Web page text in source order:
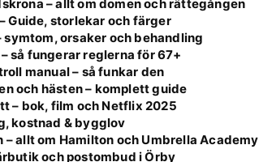
– allt om domen och rättegången
Guide, storlekar och färger
orsaker och behandling
så fungerar reglerna för 67+
manual – så funkar den
och hästen – komplett guide
– bok, film och Netflix 2025
kostnad & bygglov
– allt om Hamilton och Umbrella Academy
och postombud i Örby